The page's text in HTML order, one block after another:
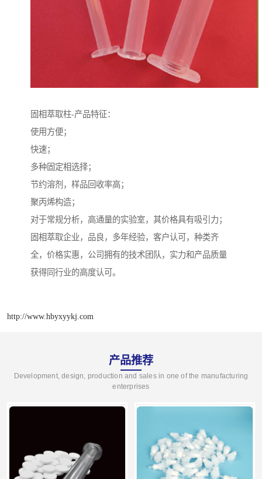
固相萃取柱-产品特征：
使用方便；
快速；
多种固定相选择；
节约溶剂，样品回收率高；
聚丙烯构造；
对于常规分析，高通量的实验室，其价格具有吸引力；
固相萃取企业，品良，多年经验，客户认可，种类齐
全，价格实惠，公司拥有的技术团队，实力和产品质量
获得同行业的高度认可。
http://www.hbyxyykj.com
产品推荐
Development, design, production and sales in one of the manufacturing
enterprises